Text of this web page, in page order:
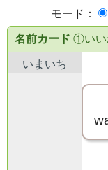
モード：
名前カード ①いい
いまいち